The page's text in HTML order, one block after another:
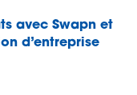
avec Swapn et
d’entreprise